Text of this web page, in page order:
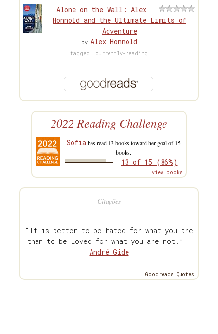
Alone on the Wall: Alex
Honnold and the Ultimate Limits of
Adventure
by Alex Honnold
tagged: currently-reading
2022 Reading Challenge
Sofia has read 13 books toward her goal of 15
books.
13 of 15 (86%)
view books
Citações
“It is better to be hated for what you are
than to be loved for what you are not.” —
André Gide
Goodreads Quotes